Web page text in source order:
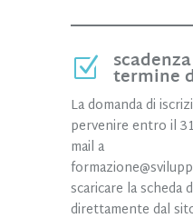
Z termine
La domanda di
pervenire entro il
mail a
scaricare la scheda
direttamente dal